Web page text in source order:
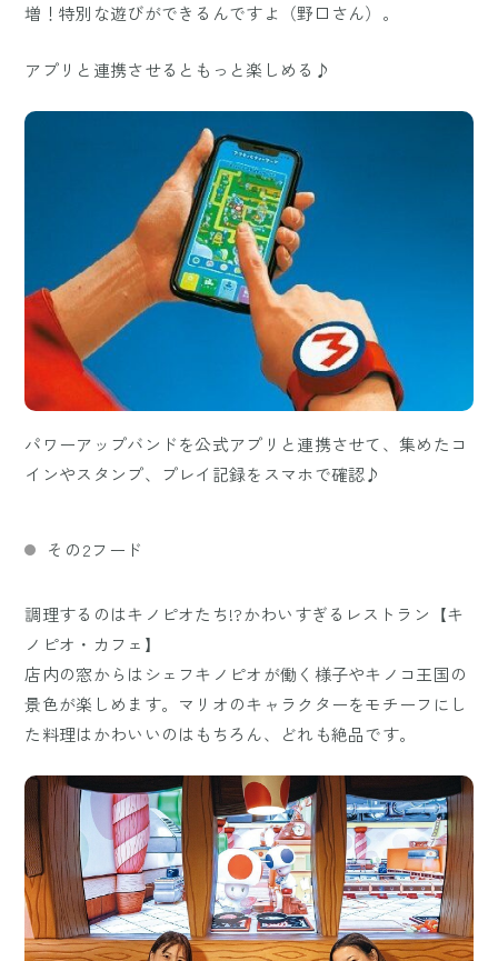
増！特別な遊びができるんですよ（野口さん）。
アプリと連携させるともっと楽しめる♪
パワーアップバンドを公式アプリと連携させて、集めたコ
インやスタンプ、プレイ記録をスマホで確認♪
その2フード
調理するのはキノピオたち!?かわいすぎるレストラン【キ
ノピオ・カフェ】
店内の窓からはシェフキノピオが働く様子やキノコ王国の
景色が楽しめます。マリオのキャラクターをモチーフにし
た料理はかわいいのはもちろん、どれも絶品です。